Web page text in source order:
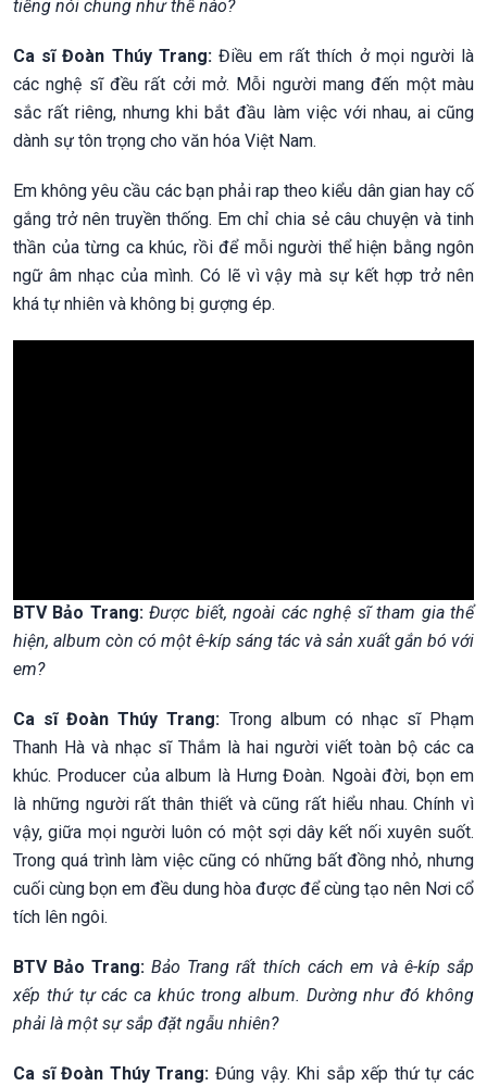
tiếng nói chung như thế nào?
Ca sĩ Đoàn Thúy Trang:Điều em rất thích ở mọi người là
các nghệ sĩ đều rất cởi mở. Mỗi người mang đến một màu
sắc rất riêng, nhưng khi bắt đầu làm việc với nhau, ai cũng
dành sự tôn trọng cho văn hóa Việt Nam.
Em không yêu cầu các bạn phải rap theo kiểu dân gian hay cố
gắng trở nên truyền thống. Em chỉ chia sẻ câu chuyện và tinh
thần của từng ca khúc, rồi để mỗi người thể hiện bằng ngôn
ngữ âm nhạc của mình. Có lẽ vì vậy mà sự kết hợp trở nên
khá tự nhiên và không bị gượng ép.
BTV Bảo Trang: Được biết, ngoài các nghệ sĩ tham gia thể
hiện, album còn có một ê-kíp sáng tác và sản xuất gắn bó với
em?
Ca sĩ Đoàn Thúy Trang: Trong album có nhạc sĩ Phạm
Thanh Hà và nhạc sĩ Thắm là hai người viết toàn bộ các ca
khúc. Producer của album là Hưng Đoàn. Ngoài đời, bọn em
là những người rất thân thiết và cũng rất hiểu nhau. Chính vì
vậy, giữa mọi người luôn có một sợi dây kết nối xuyên suốt.
Trong quá trình làm việc cũng có những bất đồng nhỏ, nhưng
cuối cùng bọn em đều dung hòa được để cùng tạo nên Nơi cổ
tích lên ngôi.
BTV Bảo Trang:Bảo Trang rất thích cách em và ê-kíp sắp
xếp thứ tự các ca khúc trong album. Dường như đó không
phải là một sự sắp đặt ngẫu nhiên?
Ca sĩ Đoàn Thúy Trang: Đúng vậy. Khi sắp xếp thứ tự các